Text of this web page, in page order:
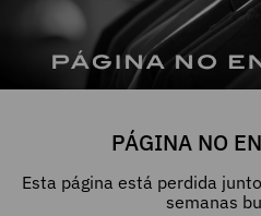
PÁGINA NO
Esta página está perdida
semanas